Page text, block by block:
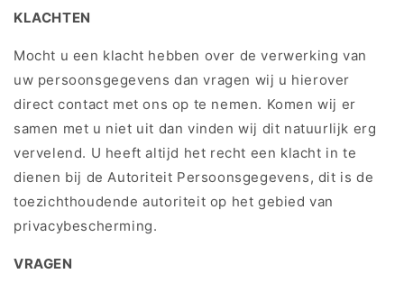
KLACHTEN
Mocht u een klacht hebben over de verwerking van
uw persoonsgegevens dan vragen wij u hierover
direct contact met ons op te nemen. Komen wij er
samen met u niet uit dan vinden wij dit natuurlijk erg
vervelend. U heeft altijd het recht een klacht in te
dienen bij de Autoriteit Persoonsgegevens, dit is de
toezichthoudende autoriteit op het gebied van
privacybescherming.
VRAGEN